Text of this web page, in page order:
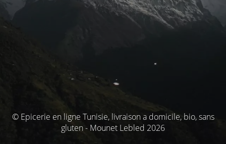
© Epicerie en ligne Tunisie, livraison a domicile, bio, sans
gluten - Mounet Lebled 2026